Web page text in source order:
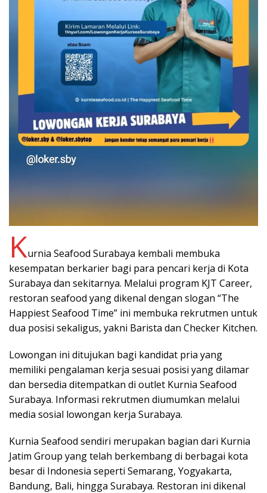
Kurnia Seafood Surabaya kembali membuka
kesempatan berkarier bagi para pencari kerja di Kota
Surabaya dan sekitarnya. Melalui program KJT Career,
restoran seafood yang dikenal dengan slogan “The
Happiest Seafood Time” ini membuka rekrutmen untuk
dua posisi sekaligus, yakni Barista dan Checker Kitchen.
Lowongan ini ditujukan bagi kandidat pria yang
memiliki pengalaman kerja sesuai posisi yang dilamar
dan bersedia ditempatkan di outlet Kurnia Seafood
Surabaya. Informasi rekrutmen diumumkan melalui
media sosial lowongan kerja Surabaya.
Kurnia Seafood sendiri merupakan bagian dari Kurnia
Jatim Group yang telah berkembang di berbagai kota
besar di Indonesia seperti Semarang, Yogyakarta,
Bandung, Bali, hingga Surabaya. Restoran ini dikenal